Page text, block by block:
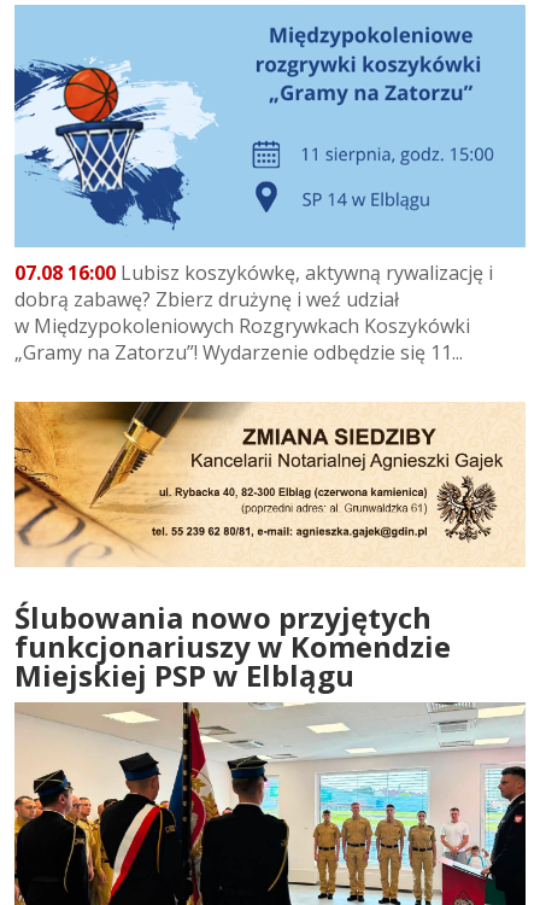
07.08 16:00 Lubisz koszykówkę, aktywną rywalizację i
dobrą zabawę? Zbierz drużynę i weź udział
w Międzypokoleniowych Rozgrywkach Koszykówki
„Gramy na Zatorzu”! Wydarzenie odbędzie się 11...
Ślubowania nowo przyjętych
funkcjonariuszy w Komendzie
Miejskiej PSP w Elblągu